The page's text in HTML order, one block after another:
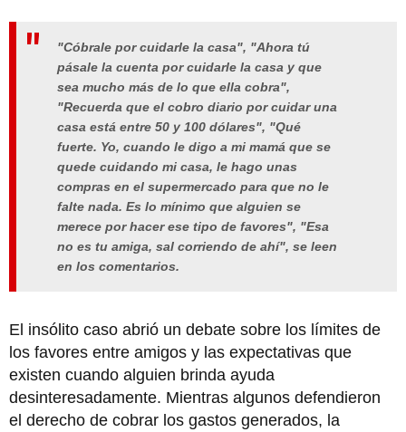
"Cóbrale por cuidarle la casa", "Ahora tú
pásale la cuenta por cuidarle la casa y que
sea mucho más de lo que ella cobra",
"Recuerda que el cobro diario por cuidar una
casa está entre 50 y 100 dólares", "Qué
fuerte. Yo, cuando le digo a mi mamá que se
quede cuidando mi casa, le hago unas
compras en el supermercado para que no le
falte nada. Es lo mínimo que alguien se
merece por hacer ese tipo de favores", "Esa
no es tu amiga, sal corriendo de ahí", se leen
en los comentarios.
El insólito caso abrió un debate sobre los límites de
los favores entre amigos y las expectativas que
existen cuando alguien brinda ayuda
desinteresadamente. Mientras algunos defendieron
el derecho de cobrar los gastos generados, la